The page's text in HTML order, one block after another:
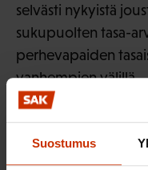
Suostumus
selvästi nykyistä
sukupuolten tasa-
perhevapaiden
vanhempien välillä.
Näiden
keinoja parantaa
SAK:n keinoihin